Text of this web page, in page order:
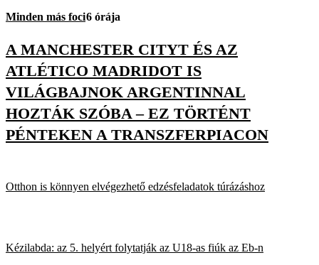
Minden más foci6 órája
A MANCHESTER CITYT ÉS AZ
ATLÉTICO MADRIDOT IS
VILÁGBAJNOK ARGENTINNAL
HOZTÁK SZÓBA – EZ TÖRTÉNT
PÉNTEKEN A TRANSZFERPIACON
Otthon is könnyen elvégezhető edzésfeladatok túrázáshoz
Kézilabda: az 5. helyért folytatják az U18-as fiúk az Eb-n